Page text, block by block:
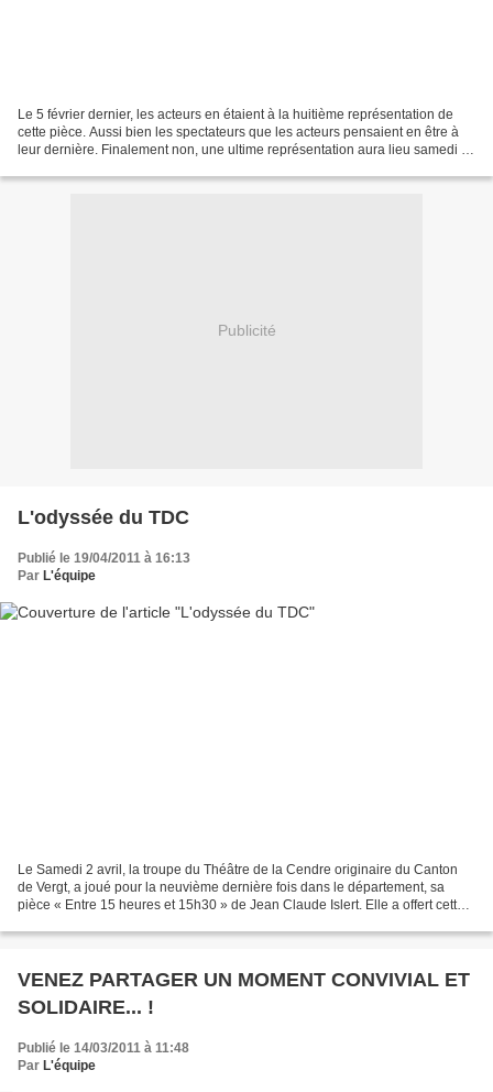
Le 5 février dernier, les acteurs en étaient à la huitième représentation de
cette pièce. Aussi bien les spectateurs que les acteurs pensaient en être à
leur dernière. Finalement non, une ultime représentation aura lieu samedi 2
Publicité
L'odyssée du TDC
Publié le 19/04/2011 à 16:13
Par L'équipe
Le Samedi 2 avril, la troupe du Théâtre de la Cendre originaire du Canton
de Vergt, a joué pour la neuvième dernière fois dans le département, sa
pièce « Entre 15 heures et 15h30 » de Jean Claude Islert. Elle a offert cette
VENEZ PARTAGER UN MOMENT CONVIVIAL ET
SOLIDAIRE... !
Publié le 14/03/2011 à 11:48
Par L'équipe